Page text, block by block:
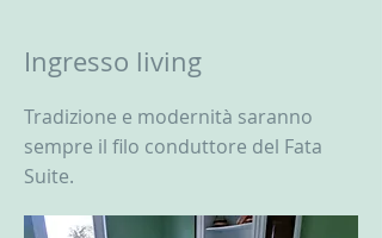
Ingresso living
Tradizione e modernità saranno
sempre il filo conduttore del Fata
Suite.